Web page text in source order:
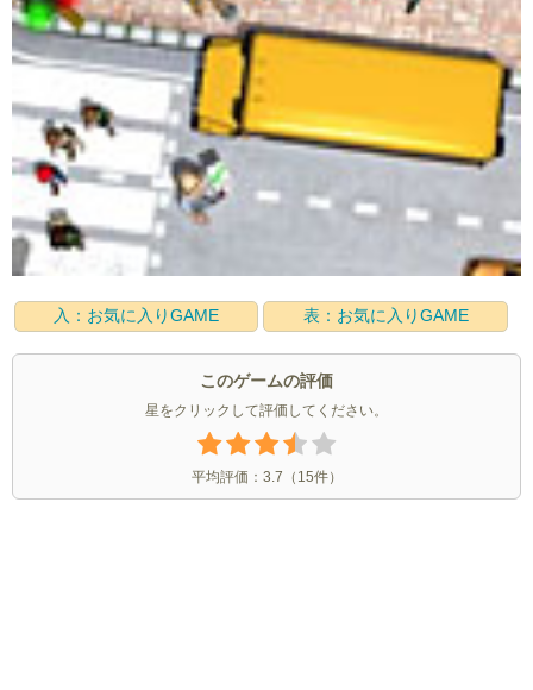
入：お気に入りGAME 表：お気に入りGAME
このゲームの評価
星をクリックして評価してください。
平均評価： 3.7 （ 15件）